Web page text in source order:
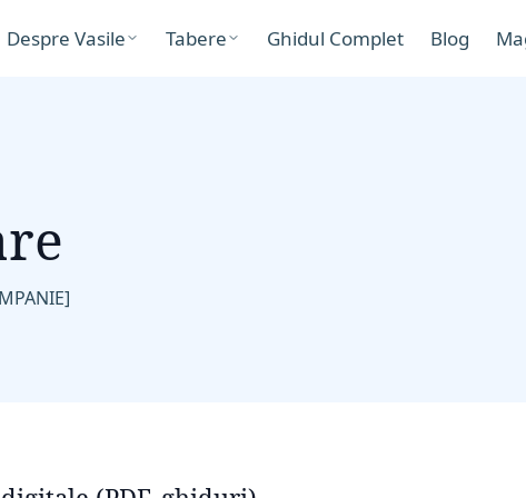
Despre Vasile Tabere Ghidul Complet Blog